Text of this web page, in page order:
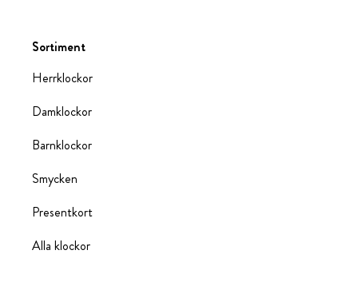
Sortiment
Herrklockor
Damklockor
Barnklockor
Smycken
Presentkort
Alla klockor